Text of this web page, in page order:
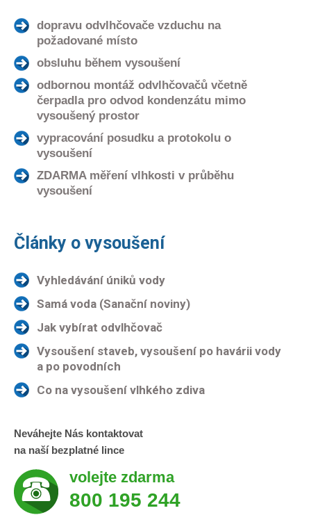
dopravu odvlhčovače vzduchu na
požadované místo
obsluhu během vysoušení
odbornou montáž odvlhčovačů včetně
čerpadla pro odvod kondenzátu mimo
vysoušený prostor
vypracování posudku a protokolu o
vysoušení
ZDARMA měření vlhkosti v průběhu
vysoušení
Články o vysoušení
Vyhledávání úniků vody
Samá voda (Sanační noviny)
Jak vybírat odvlhčovač
Vysoušení staveb, vysoušení po havárii vody
a po povodních
Co na vysoušení vlhkého zdiva
Neváhejte Nás kontaktovat
na naší bezplatné lince
volejte zdarma
800 195 244